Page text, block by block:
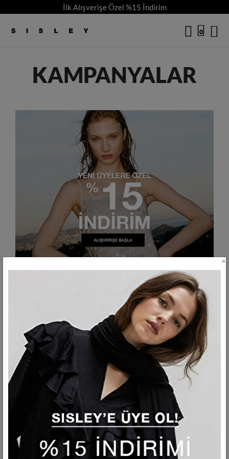
İlk Alışverişe Özel %15 İndirim
logo 0
KAMPANYALAR
Üyeliğe Özel %15 İndirim Kuponu
SISLEY’e Hoş Geldin Kampanyası! SISLEY’e üye ol, ilk
alışverişinde %15 indirim kazan.
DETAYLI İNCELE
×